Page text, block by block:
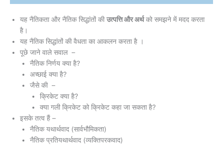
यह नैतिकता और नैतिक सिद्धांतों की उत्पत्ति और अर्थको समझने में मदद करता
है।
यह नैतिक सिद्धांतों की वैधता का आकलन करता है ।
पूछे जाने वाले सवाल –
नैतिक निर्णय क्या है?
अच्छाई क्या है?
जैसे की –
क्रिकेट क्या है?
क्या गली क्रिकेट को क्रिकेट कहा जा सकता है?
इसके तत्व हैं –
नैतिक यथार्थवाद (सार्वभौमिकता)
नैतिक प्रतियथार्थवाद (व्यक्तिपरकवाद)